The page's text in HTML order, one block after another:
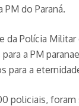
do Paraná.
Polícia
a PM
a
policiais,